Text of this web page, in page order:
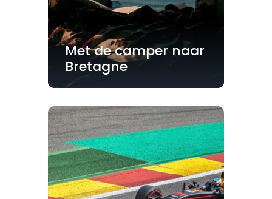
Met de camper naar
Bretagne